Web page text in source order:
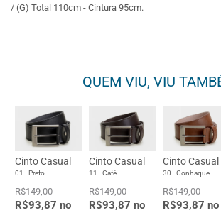
/ (G) Total 110cm - Cintura 95cm.
QUEM VIU, VIU
Cinto Casual
01 - Preto
R$149,00
R$93,87 no
Cinto Casual
11 - Café
R$149,00
R$93,87 no
Cinto Casual
30 - Conhaque
R$149,00
R$93,87 no